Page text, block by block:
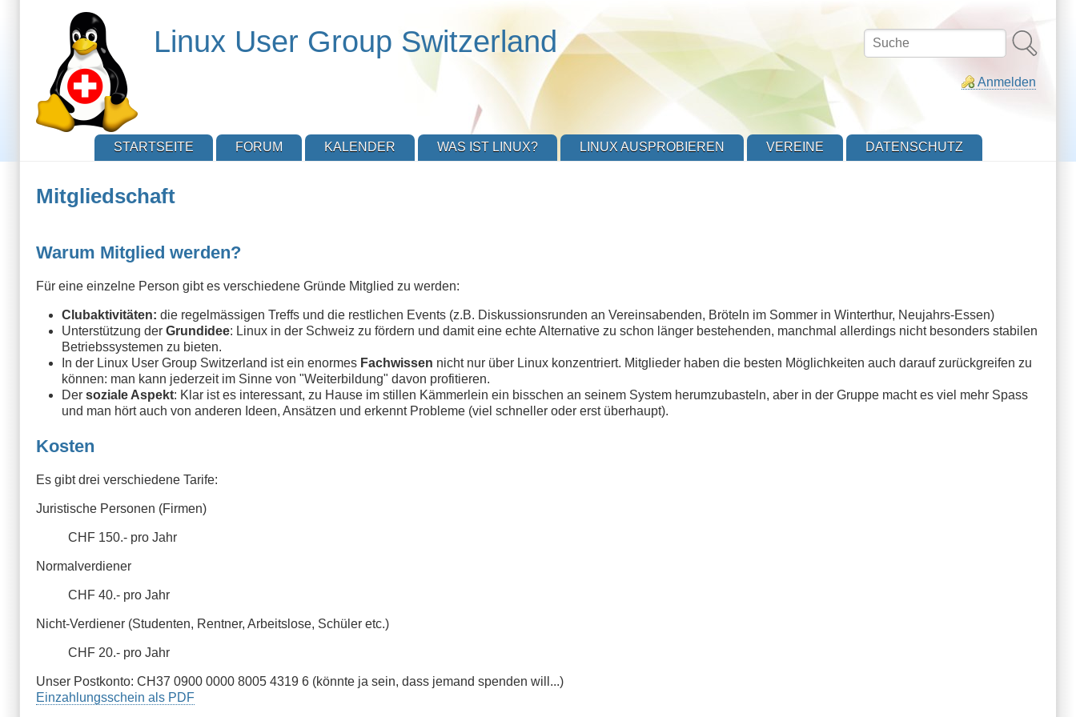
Suche
Anmelden
Linux User Group Switzerland
STARTSEITE FORUM KALENDER WAS IST LINUX? LINUX AUSPROBIEREN VEREINE DATENSCHUTZ
Mitgliedschaft
Warum Mitglied werden?
Für eine einzelne Person gibt es verschiedene Gründe Mitglied zu werden:
Clubaktivitäten: die regelmässigen Treffs und die restlichen Events (z.B. Diskussionsrunden an Vereinsabenden, Bröteln im Sommer in Winterthur, Neujahrs-Essen)
Unterstützung der Grundidee: Linux in der Schweiz zu fördern und damit eine echte Alternative zu schon länger bestehenden, manchmal allerdings nicht besonders stabilen
Betriebssystemen zu bieten.
In der Linux User Group Switzerland ist ein enormes Fachwissen nicht nur über Linux konzentriert. Mitglieder haben die besten Möglichkeiten auch darauf zurückgreifen zu
können: man kann jederzeit im Sinne von "Weiterbildung" davon profitieren.
Der soziale Aspekt: Klar ist es interessant, zu Hause im stillen Kämmerlein ein bisschen an seinem System herumzubasteln, aber in der Gruppe macht es viel mehr Spass
und man hört auch von anderen Ideen, Ansätzen und erkennt Probleme (viel schneller oder erst überhaupt).
Kosten
Es gibt drei verschiedene Tarife:
Juristische Personen (Firmen)
CHF 150.- pro Jahr
Normalverdiener
CHF 40.- pro Jahr
Nicht-Verdiener (Studenten, Rentner, Arbeitslose, Schüler etc.)
CHF 20.- pro Jahr
Unser Postkonto: CH37 0900 0000 8005 4319 6 (könnte ja sein, dass jemand spenden will...)
Einzahlungsschein als PDF